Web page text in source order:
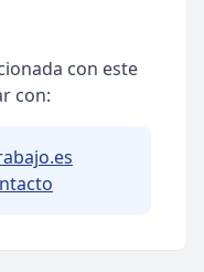
con este
con: